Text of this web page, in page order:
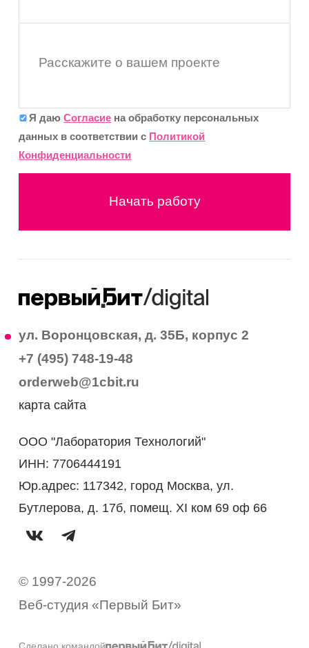
Расскажите о вашем проекте
Я даюСогласие на обработку персональных
данных в соответствии с Политикой
Конфиденциальности
Начать работу
ул. Воронцовская, д. 35Б, корпус 2
+7 (495) 748-19-48
orderweb@1cbit.ru
карта сайта
ООО "Лаборатория Технологий"
ИНН: 7706444191
Юр.адрес: 117342, город Москва, ул.
Бутлерова, д. 17б, помещ. XI ком 69 оф 66
© 1997-2026
Веб-студия «Первый Бит»